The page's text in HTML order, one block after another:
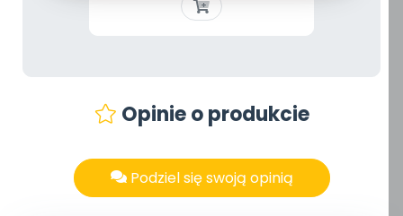
Opinie o produkcie
Podziel się swoją opinią